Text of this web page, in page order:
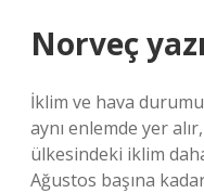
Norveç
İklim ve hava
aynı enlemde yer
ülkesindeki iklim
Ağustos başına